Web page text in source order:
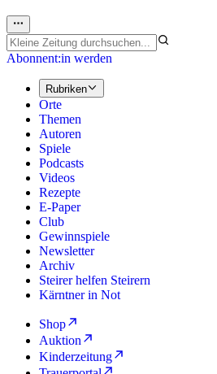
Abonnent:in werden
Rubriken
Orte
Themen
Autoren
Spiele
Podcasts
Videos
Rezepte
E-Paper
Club
Gewinnspiele
Newsletter
Archiv
Steirer helfen Steirern
Kärntner in Not
Shop
Auktion
Kinderzeitung